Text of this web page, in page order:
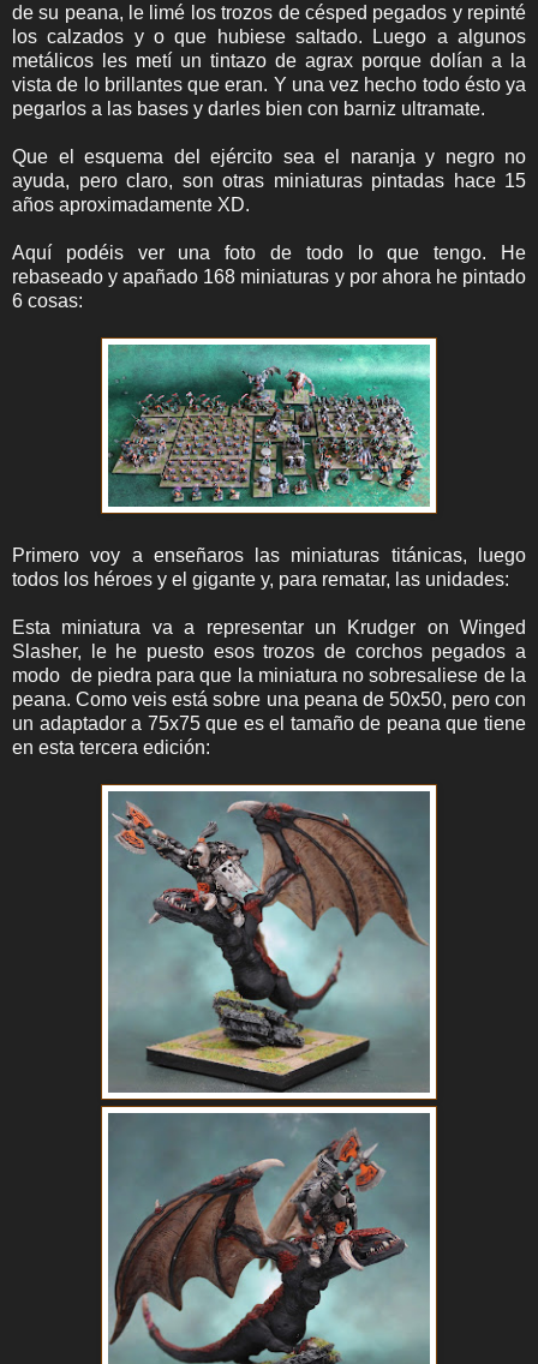
de su peana, le limé los trozos de césped pegados y repinté
los calzados y o que hubiese saltado. Luego a algunos
metálicos les metí un tintazo de agrax porque dolían a la
vista de lo brillantes que eran. Y una vez hecho todo ésto ya
pegarlos a las bases y darles bien con barniz ultramate.
Que el esquema del ejército sea el naranja y negro no
ayuda, pero claro, son otras miniaturas pintadas hace 15
años aproximadamente XD.
Aquí podéis ver una foto de todo lo que tengo. He
rebaseado y apañado 168 miniaturas y por ahora he pintado
6 cosas:
Primero voy a enseñaros las miniaturas titánicas, luego
todos los héroes y el gigante y, para rematar, las unidades:
Esta miniatura va a representar un Krudger on Winged
Slasher, le he puesto esos trozos de corchos pegados a
modo de piedra para que la miniatura no sobresaliese de la
peana. Como veis está sobre una peana de 50x50, pero con
un adaptador a 75x75 que es el tamaño de peana que tiene
en esta tercera edición: